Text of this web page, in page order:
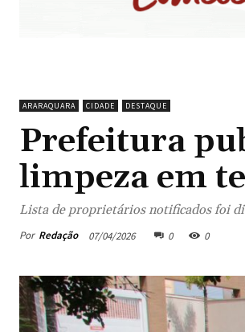
ARARAQUARA CIDADE DESTAQUE
Prefeitura
limpeza em
Lista de proprietários notificados foi
Por Redação 07/04/2026 0 0